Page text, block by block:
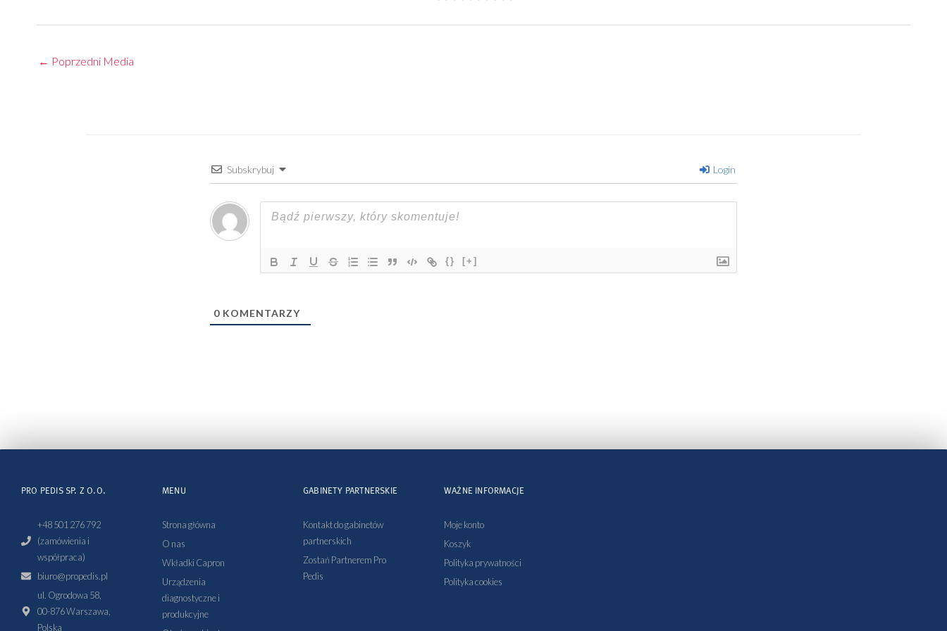
← Poprzedni Media
Subskrybuj Login
{} [+]
0 KOMENTARZY
PRO PEDIS SP. Z O.O.
+48 501 276 792
(zamówienia i
współpraca)
biuro@propedis.pl
ul. Ogrodowa 58,
00-876 Warszawa,
Polska
MENU
Strona główna
O nas
Wkładki Capron
Urządzenia
diagnostyczne i
produkcyjne
GABINETY PARTNERSKIE
Kontakt do gabinetów
partnerskich
Zostań Partnerem Pro
Pedis
WAŻNE INFORMACJE
Moje konto
Koszyk
Polityka prywatności
Polityka cookies